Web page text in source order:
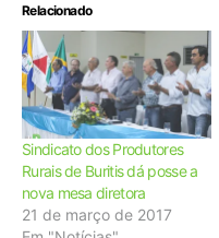
Relacionado
Sindicato dos Produtores
Rurais de Buritis dá posse a
nova mesa diretora
21 de março de 2017